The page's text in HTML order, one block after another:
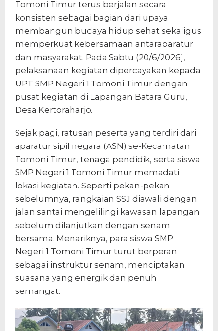
Tomoni Timur terus berjalan secara
konsisten sebagai bagian dari upaya
membangun budaya hidup sehat sekaligus
memperkuat kebersamaan antaraparatur
dan masyarakat. Pada Sabtu (20/6/2026),
pelaksanaan kegiatan dipercayakan kepada
UPT SMP Negeri 1 Tomoni Timur dengan
pusat kegiatan di Lapangan Batara Guru,
Desa Kertoraharjo.
Sejak pagi, ratusan peserta yang terdiri dari
aparatur sipil negara (ASN) se-Kecamatan
Tomoni Timur, tenaga pendidik, serta siswa
SMP Negeri 1 Tomoni Timur memadati
lokasi kegiatan. Seperti pekan-pekan
sebelumnya, rangkaian SSJ diawali dengan
jalan santai mengelilingi kawasan lapangan
sebelum dilanjutkan dengan senam
bersama. Menariknya, para siswa SMP
Negeri 1 Tomoni Timur turut berperan
sebagai instruktur senam, menciptakan
suasana yang energik dan penuh
semangat.